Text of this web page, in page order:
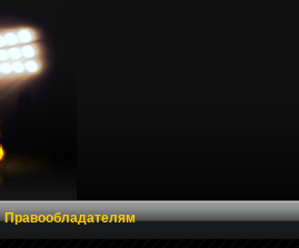
Правообладателям